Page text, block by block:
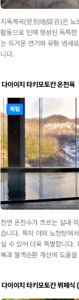
지옥계곡(登別地獄谷)은 노
활동으로 인해 형성된 독특
는 뜨거운 연기와 유황 냄새
니다.
다이이치 타키모토칸 온천욕
체험
천연 온천수가 흐르는 실내·
습니다. 특히 야외 노천탕에
실 수 있어 더욱 특별합니다.
복과 혈액순환 개선에 도움을
다이이치 타키모토칸 뷔페식